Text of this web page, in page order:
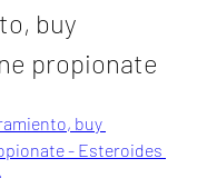
buy
propionate
buy
- Esteroides